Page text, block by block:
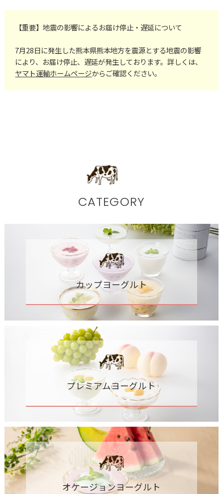
【重要】地震の影響によるお届け停止・遅延について
7月28日に発生した熊本県熊本地方を震源とする地震の影響
により、お届け停止、遅延が発生しております。詳しくは、
ヤマト運輸ホームページからご確認ください。
CATEGORY
カップヨーグルト
プレミアムヨーグルト
オケージョンヨーグルト